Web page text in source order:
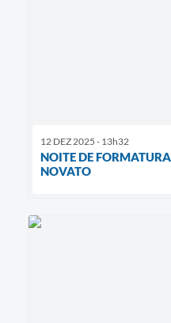
12 DEZ 2025 - 13h32
NOITE DE
NOVATO